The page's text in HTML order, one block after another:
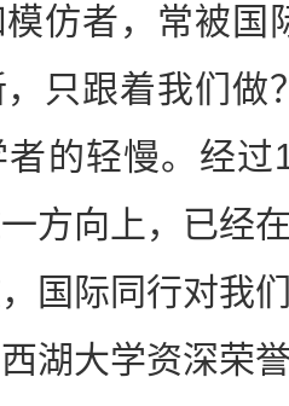
模仿者，常被国
只跟着我们做
的轻慢。经
方向上，已经
国际同行对我
湖大学资深荣